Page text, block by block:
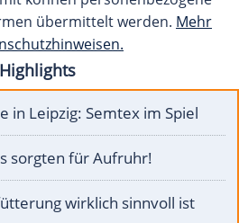
übermittelt werden. Mehr
in Leipzig: Semtex im Spiel
sorgten für Aufruhr!
wirklich sinnvoll ist